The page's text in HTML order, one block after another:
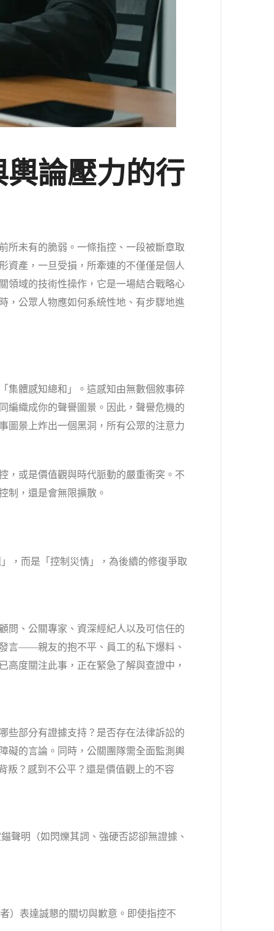
論壓力的行
所未有的脆弱。一條指控、一段被斷章取
資產，一旦受損，所牽連的不僅僅是個人
領域的技術性操作，它是一場結合戰略心
，公眾人物應如何系統性地、有步驟地進
集體感知總和」。這感知由無數個敘事碎
編織成你的聲譽圖景。因此，聲譽危機的
圖景上炸出一個黑洞，所有公眾的注意力
，或是價值觀與時代脈動的嚴重衝突。不
制，還是會無限擴散。
，而是「控制災情」，為後續的修復爭取
問、公關專家、資深經紀人以及可信任的
言——親友的抱不平、員工的私下爆料、
度關注此事，正在緊急了解與查證中，
些部分有證據支持？是否存在法律訴訟的
的言論。同時，公關團隊需全面監測輿
叛？感到不公平？還是價值觀上的不容
聲明（如閃爍其詞、強硬否認卻無證據、
）表達誠懇的關切與歉意。即使指控不